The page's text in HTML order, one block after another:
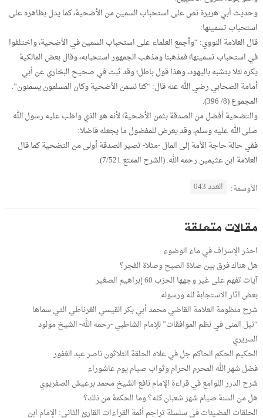
وحديث أبي هريرة نص على استحباب السمين من الأضحية، كما يدل بظاهره على
استحباب تسمينها:
قال العلامة النووي: “وأجمع العلماء على استحباب السمين في الأضحية، واختلفوا
في استحباب تسمينها؛ فمذهبنا ومذهب الجمهور استحبابه، وقال بعض المالكية
يكره لئلا يتشبه باليهود، وهذا قول باطل؛ وقد ثبت في صحيح البخاري عن أبي
أمامة الصحابي رضي الله عنه قال: “كنا نسمن الأضحية وكان المسلمون يسمنون”.
المجموع (8/ 396).
والتضحية أفضل من الصدقة بثمن الأضحية؛ لأنه هو الذي واظب عليه رسول الله
صلى الله عليه وسلم، وقد يعرض للمفضول ما يجعله فاضلا:
ففي حالة حاجة الأمة إلى المال -مثلا- تصير الصدقة أولى من التضحية كما قال
العلامة ابن عثيمين رحمه الله. (الشرح الممتع 7/521).
الأوسمة: العدد 043
مقالات متعلقة
احذر الإسراف في ماء الوضوء
هل هناك فرق بين صلاة الصبح وصلاة الفجر؟
آيات تفهم على غير وجهها الحزب 60 إبراهيم الصغير
بعض آثار الاستجابة لله ورسوله
شرح منظومة العلامة القاضي محمد أبي بكر القيسي الغرناطي التي سماها
“نيل المنى في نظم الموافقات” للإمام الشاطبي -رحمه الله- الشيخ مولود
السريري
الحكيم الحكم الحاكم جل في علاه الحلقة الثلاثون ناصر عبد الغفور
فضل شهر الله المحرم الحرام وثواب صيام يوم عاشوراء
شرح الدرر اللوامع في قراءة الإمام نافع الشيخ محمد برعيش الصفريوي
هل من السنة صيام شهر شعبان كله؟ وما الحكمة من ذلك؟
الحلقات المضيئات في سلسلة تراجم أئمة القراءات القارئ الثاني: الإمام ابن